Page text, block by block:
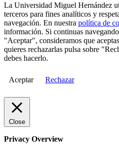
La Universidad Miguel Hernández
terceros para fines analíticos y
navegación. En nuestra política de
información. Si continuas
"Aceptar", consideramos que
quieres rechazarlas pulsa sobre
debes hacerlo.
Aceptar Rechazar
Close
Privacy Overview